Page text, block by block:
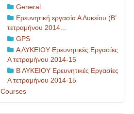
General
Ερευνητική εργασία Α Λυκείου (Β’
τετραμήνου 2014...
GPS
Α ΛΥΚΕΙΟΥ Ερευνητικές Εργασίες
Α τετραμήνου 2014-15
Β ΛΥΚΕΙΟΥ Ερευνητικές Εργασίες
Α τετραμήνου 2014-15
Courses